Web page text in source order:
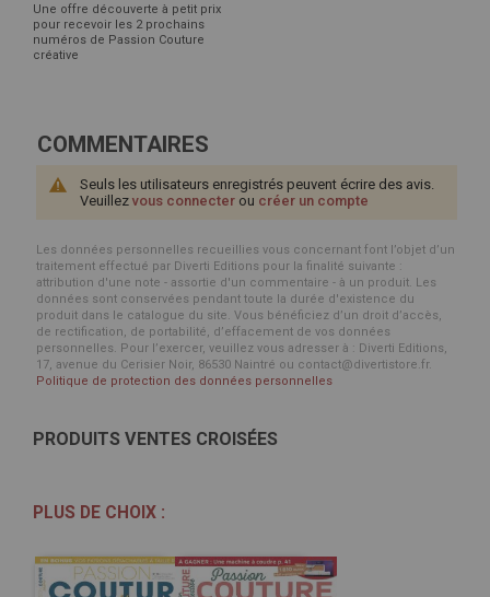
Une offre découverte à petit prix
pour recevoir les 2 prochains
numéros de Passion Couture
créative
COMMENTAIRES
Seuls les utilisateurs enregistrés peuvent écrire des avis.
Veuillez vous connecter ou créer un compte
Les données personnelles recueillies vous concernant font l’objet d’un
traitement effectué par Diverti Editions pour la finalité suivante :
attribution d'une note - assortie d'un commentaire - à un produit. Les
données sont conservées pendant toute la durée d'existence du
produit dans le catalogue du site. Vous bénéficiez d’un droit d’accès,
de rectification, de portabilité, d’effacement de vos données
personnelles. Pour l’exercer, veuillez vous adresser à : Diverti Editions,
17, avenue du Cerisier Noir, 86530 Naintré ou contact@divertistore.fr.
Politique de protection des données personnelles
PRODUITS VENTES CROISÉES
PLUS DE CHOIX :